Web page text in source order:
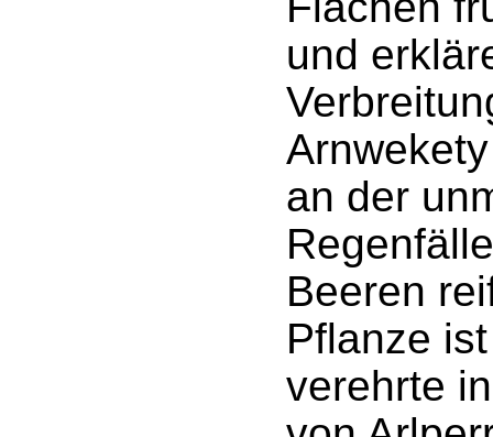
und
an der
Beeren
Pflanze
verehrte